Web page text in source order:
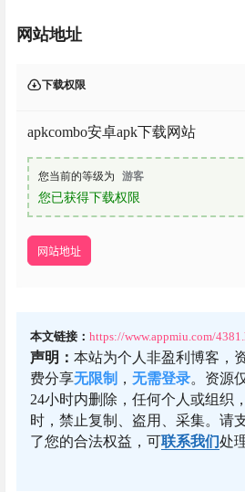
网站地址
下载权限
apkcombo安卓apk下载网站
您当前的等级为 游客
您已获得下载权限
网站地址
本文链接： https://www.appmiu.com/
声明： 本站为个人非盈利博客，
费分享无限制 ， 无需登录。资源
24小时内删除，任何个人或组织
时，禁止复制、盗用、采集。请
了您的合法权益，可联系我们处